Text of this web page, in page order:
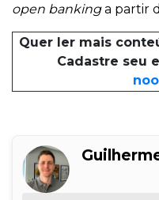
open bankinga partir
Quer ler mais
Cadastre seu